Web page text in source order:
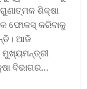
ଶିକ୍ଷା
ଫୋକସ୍ କରିବାକୁ
ଆଜି
ମୁଖ୍ୟମନ୍ତ୍ରୀ
ବିଭାଗର…